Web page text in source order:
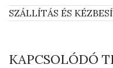
SZÁLLÍTÁS ÉS
KAPCSOLÓDÓ